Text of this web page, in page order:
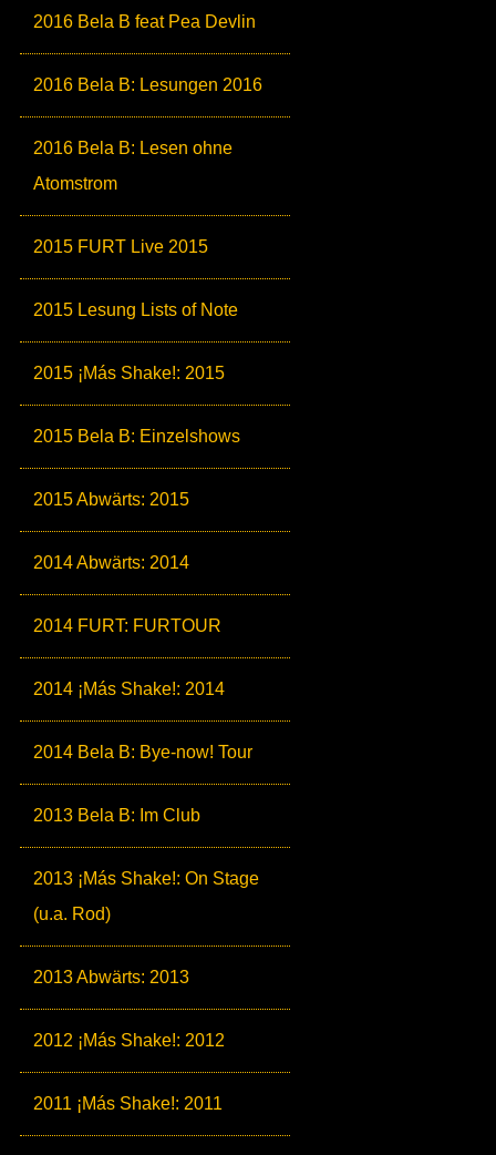
2016 Bela B feat Pea Devlin
2016 Bela B: Lesungen 2016
2016 Bela B: Lesen ohne
Atomstrom
2015 FURT Live 2015
2015 Lesung Lists of Note
2015 ¡Más Shake!: 2015
2015 Bela B: Einzelshows
2015 Abwärts: 2015
2014 Abwärts: 2014
2014 FURT: FURTOUR
2014 ¡Más Shake!: 2014
2014 Bela B: Bye-now! Tour
2013 Bela B: Im Club
2013 ¡Más Shake!: On Stage
(u.a. Rod)
2013 Abwärts: 2013
2012 ¡Más Shake!: 2012
2011 ¡Más Shake!: 2011